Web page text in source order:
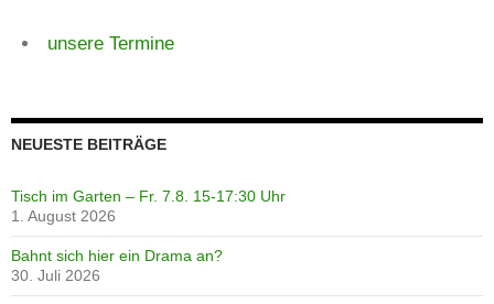
unsere Termine
NEUESTE BEITRÄGE
Tisch im Garten – Fr. 7.8. 15-17:30 Uhr
1. August 2026
Bahnt sich hier ein Drama an?
30. Juli 2026